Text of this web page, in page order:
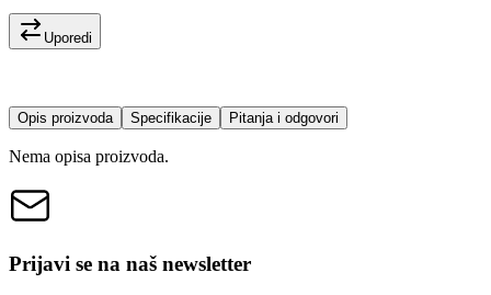
Uporedi
Opis proizvoda Specifikacije Pitanja i odgovori
Nema opisa proizvoda.
Prijavi se na naš newsletter